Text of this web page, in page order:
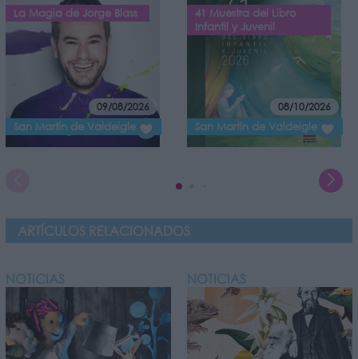
La Magia de Jorge Blass
09/08/2026
San Martín de Valdeiglesias
41 Muestra del Libro
Infantil y Juvenil
08/10/2026
San Martín de Valdeiglesias
ARTÍCULOS RELACIONADOS
NOTICIAS NOTICIAS